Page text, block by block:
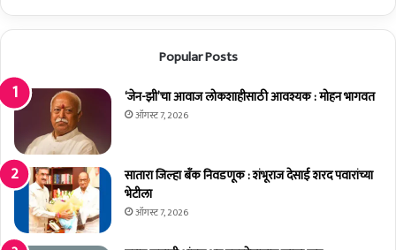
व
मि
त्त
म
आ
रो
ग्य
बि
र
वे
वि
का
स
धि
का
री
अ
क्ष
Popular Posts
‘जेन-झी’चा आवाज लोकशाहीसाठी आवश्यक : मोहन भागवत
ऑगस्ट 7, 2026
सातारा जिल्हा बँक निवडणूक : शंभूराज देसाई शरद पवारांच्या
भेटीला
ऑगस्ट 7, 2026